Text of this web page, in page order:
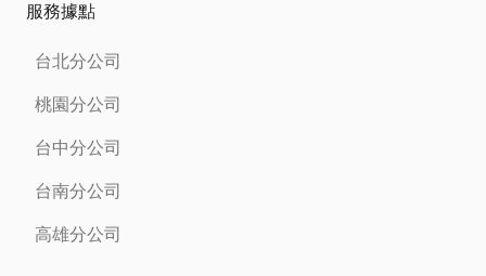
服務據點
台北分公司
桃園分公司
台中分公司
台南分公司
高雄分公司